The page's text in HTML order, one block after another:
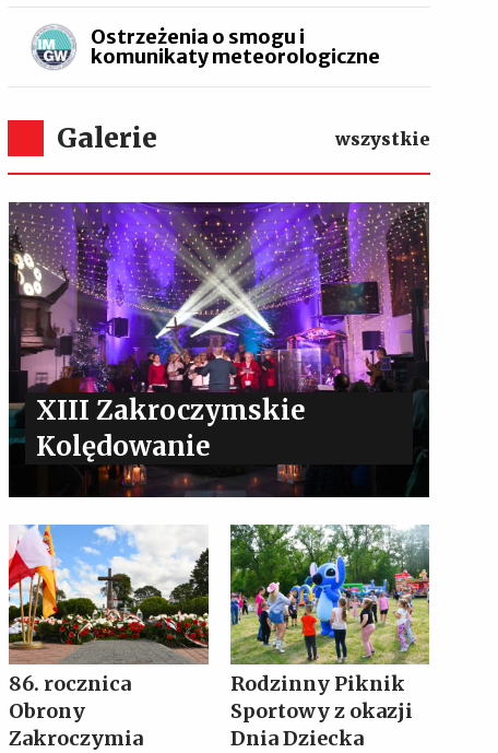
Ostrzeżenia o smogu i
komunikaty meteorologiczne
Galerie wszystkie
XIII Zakroczymskie
Kolędowanie
86. rocznica
Obrony
Zakroczymia
Rodzinny Piknik
Sportowy z okazji
Dnia Dziecka